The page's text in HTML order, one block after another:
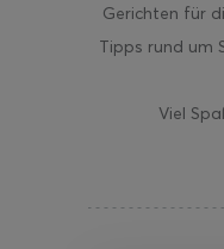
Gerichten für
Tipps rund um
Viel